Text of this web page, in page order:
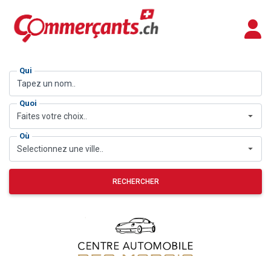
Qui
Quoi
Faites votre choix..
Où
Selectionnez une ville..
RECHERCHER